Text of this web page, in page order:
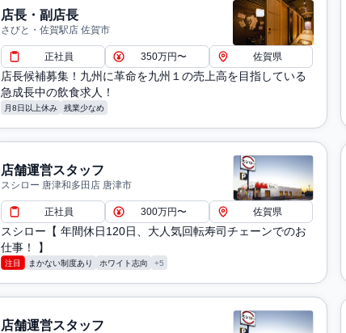
店長・副店長
さびと・佐賀駅店 佐賀市
正社員 350万円〜 佐賀県
店長候補募集！九州に革命を九州１の売上高を目指している
急成長中の飲食求人！
月8日以上休み 残業少なめ
店舗運営スタッフ
スシロー 唐津和多田店 唐津市
正社員 300万円〜 佐賀県
スシロー【 年間休日120日、大人気回転寿司チェーンでのお
仕事！ 】
注目 まかない制度あり ホワイト志向 +5
店舗運営スタッフ